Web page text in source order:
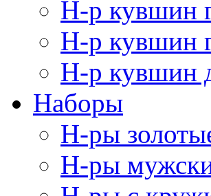
Н-р кувшин
Н-р кувшин
Н-р кувшин
Наборы
Н-ры
Н-ры